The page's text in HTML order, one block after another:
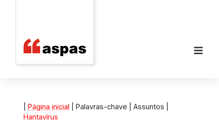
Página inicial | Palavras-chave | Assuntos |
Hantavírus